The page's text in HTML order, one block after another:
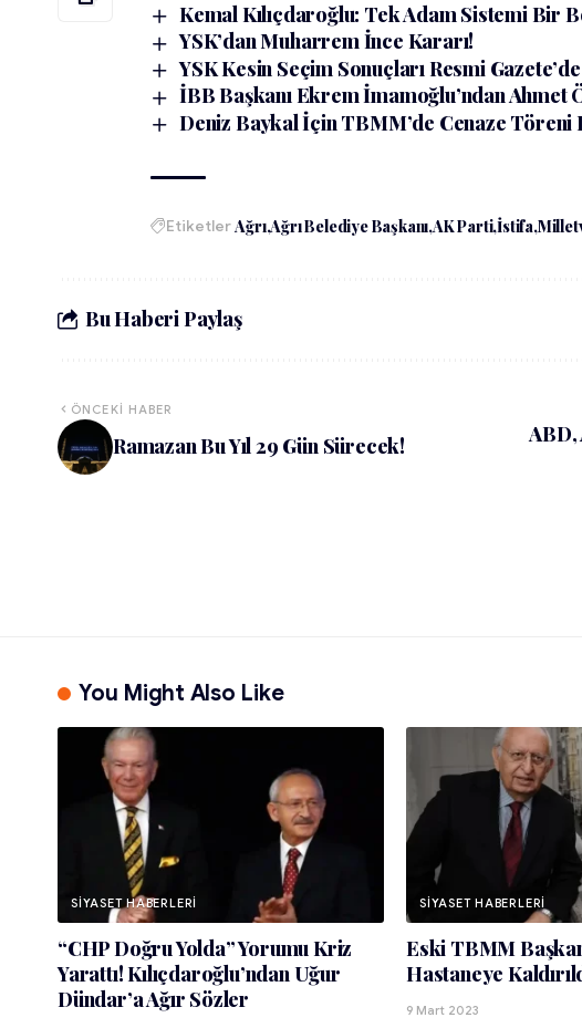
Kemal Kılıçdaroğlu: Tek Adam Sistemi Bir
YSK’dan Muharrem İnce Kararı!
YSK Kesin Seçim Sonuçları Resmi Gazete’de
İBB Başkanı Ekrem İmamoğlu’ndan Ahmet
Deniz Baykal İçin TBMM’de Cenaze Töreni
EtiketlerAğrı Ağrı Belediye Başkanı AK Parti İstifa
Bu Haberi Paylaş
ÖNCEKI HABER
Ramazan Bu Yıl 29 Gün Sürecek!
ABD,
You Might Also Like
SIYASET HABERLERI
“CHP Doğru Yolda” Yorumu Kriz
Yarattı! Kılıçdaroğlu’ndan Uğur
Dündar’a Ağır Sözler
SIYASET HABERLERI
Eski TBMM
Hastaneye
9 Mart 2023